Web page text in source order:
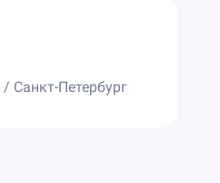
/ Санкт-Петербург